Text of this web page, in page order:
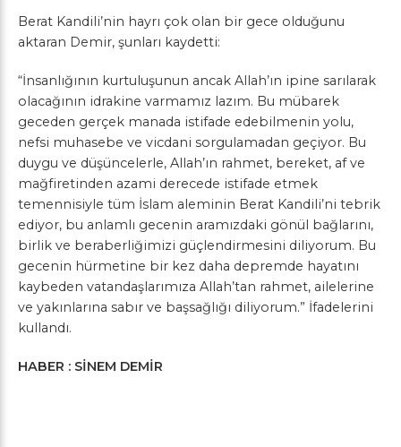
Berat Kandili’nin hayrı çok olan bir gece olduğunu
aktaran Demir, şunları kaydetti:
“İnsanlığının kurtuluşunun ancak Allah’ın ipine sarılarak
olacağının idrakine varmamız lazım. Bu mübarek
geceden gerçek manada istifade edebilmenin yolu,
nefsi muhasebe ve vicdani sorgulamadan geçiyor. Bu
duygu ve düşüncelerle, Allah’ın rahmet, bereket, af ve
mağfiretinden azami derecede istifade etmek
temennisiyle tüm İslam aleminin Berat Kandili’ni tebrik
ediyor, bu anlamlı gecenin aramızdaki gönül bağlarını,
birlik ve beraberliğimizi güçlendirmesini diliyorum. Bu
gecenin hürmetine bir kez daha depremde hayatını
kaybeden vatandaşlarımıza Allah’tan rahmet, ailelerine
ve yakınlarına sabır ve başsağlığı diliyorum.” İfadelerini
kullandı.
HABER : SİNEM DEMİR